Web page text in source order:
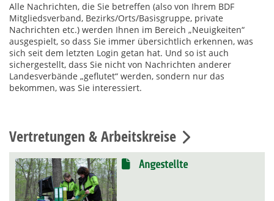
Alle Nachrichten, die Sie betreffen (also von Ihrem BDF
Mitgliedsverband, Bezirks/Orts/Basisgruppe, private
Nachrichten etc.) werden Ihnen im Bereich „Neuigkeiten“
ausgespielt, so dass Sie immer übersichtlich erkennen, was
sich seit dem letzten Login getan hat. Und so ist auch
sichergestellt, dass Sie nicht von Nachrichten anderer
Landesverbände „geflutet“ werden, sondern nur das
bekommen, was Sie interessiert.
Vertretungen & Arbeitskreise
Angestellte